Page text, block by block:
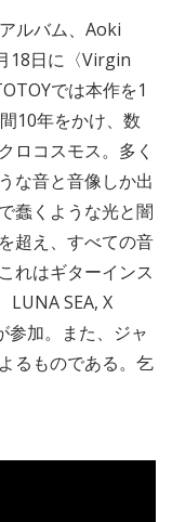
ルバム、Aoki
18日に〈Virgin
では本作を1
10年をかけ、数
ロコスモス。多く
な音と音像しか出
蠢くような光と闇
超え、すべての音
れはギターインス
LUNA SEA, X
参加。また、ジャ
るものである。乞